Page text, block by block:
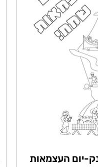
יום העצמאות